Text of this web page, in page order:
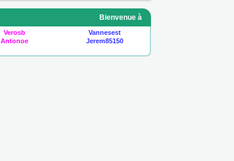
Bienvenue à
Verosb
Vannesest
Antonoe
Jerem85150